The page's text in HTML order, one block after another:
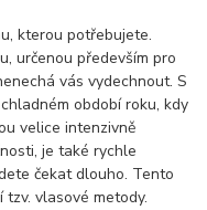
kterou potřebujete.
určenou především pro
vás vydechnout. S
období roku, kdy
velice intenzivně
je také rychle
čekat dlouho. Tento
vlasové metody.